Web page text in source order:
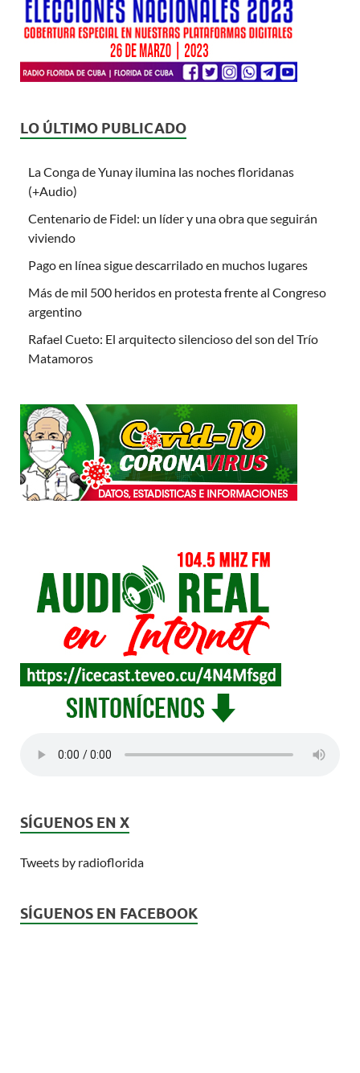
LO ÚLTIMO PUBLICADO
La Conga de Yunay ilumina las noches floridanas
(+Audio)
Centenario de Fidel: un líder y una obra que seguirán
viviendo
Pago en línea sigue descarrilado en muchos lugares
Más de mil 500 heridos en protesta frente al Congreso
argentino
Rafael Cueto: El arquitecto silencioso del son del Trío
Matamoros
SÍGUENOS EN X
Tweets by radioflorida
SÍGUENOS EN FACEBOOK